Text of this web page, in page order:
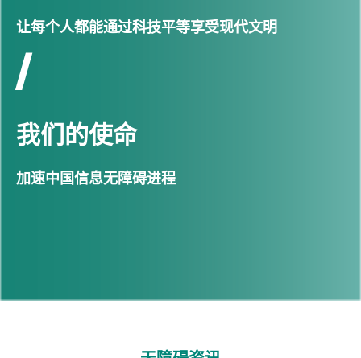
让每个人都能通过科技平等享受现代文明
/
我们的使命
加速中国信息无障碍进程